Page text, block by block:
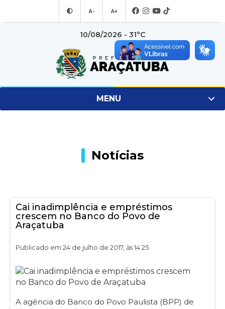
A- A+
10/08/2026 - 31°C
MENU
Notícias
Cai inadimplência e empréstimos
crescem no Banco do Povo de
Araçatuba
Publicado em 24 de julho de 2017, às 14:25
A agência do Banco do Povo Paulista (BPP) de